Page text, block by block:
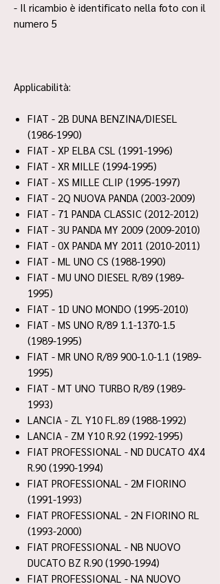
- Il ricambio è identificato nella foto con il
numero 5
Applicabilità:
FIAT - 2B DUNA BENZINA/DIESEL
(1986-1990)
FIAT - XP ELBA CSL (1991-1996)
FIAT - XR MILLE (1994-1995)
FIAT - XS MILLE CLIP (1995-1997)
FIAT - 2Q NUOVA PANDA (2003-2009)
FIAT - 71 PANDA CLASSIC (2012-2012)
FIAT - 3U PANDA MY 2009 (2009-2010)
FIAT - 0X PANDA MY 2011 (2010-2011)
FIAT - ML UNO CS (1988-1990)
FIAT - MU UNO DIESEL R/89 (1989-
1995)
FIAT - 1D UNO MONDO (1995-2010)
FIAT - MS UNO R/89 1.1-1370-1.5
(1989-1995)
FIAT - MR UNO R/89 900-1.0-1.1 (1989-
1995)
FIAT - MT UNO TURBO R/89 (1989-
1993)
LANCIA - ZL Y10 FL.89 (1988-1992)
LANCIA - ZM Y10 R.92 (1992-1995)
FIAT PROFESSIONAL - ND DUCATO 4X4
R.90 (1990-1994)
FIAT PROFESSIONAL - 2M FIORINO
(1991-1993)
FIAT PROFESSIONAL - 2N FIORINO RL
(1993-2000)
FIAT PROFESSIONAL - NB NUOVO
DUCATO BZ R.90 (1990-1994)
FIAT PROFESSIONAL - NA NUOVO